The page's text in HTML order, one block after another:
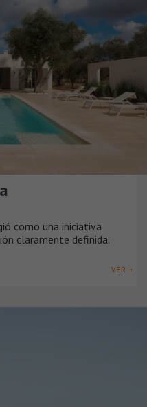
como una iniciativa
claramente definida.
VER +